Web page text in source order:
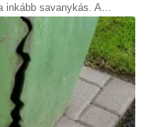
inkább savanykás. A